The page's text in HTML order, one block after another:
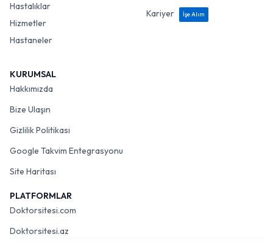
Hastalıklar
Hizmetler
Hastaneler
Kariyer
İşe Alım
KURUMSAL
Hakkımızda
Bize Ulaşın
Gizlilik Politikası
Google Takvim Entegrasyonu
Site Haritası
PLATFORMLAR
Doktorsitesi.com
Doktorsitesi.az